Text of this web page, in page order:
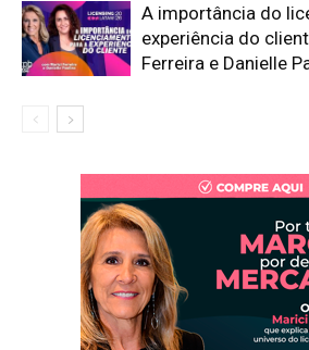
A importância do
experiência do
Ferreira e Danielle